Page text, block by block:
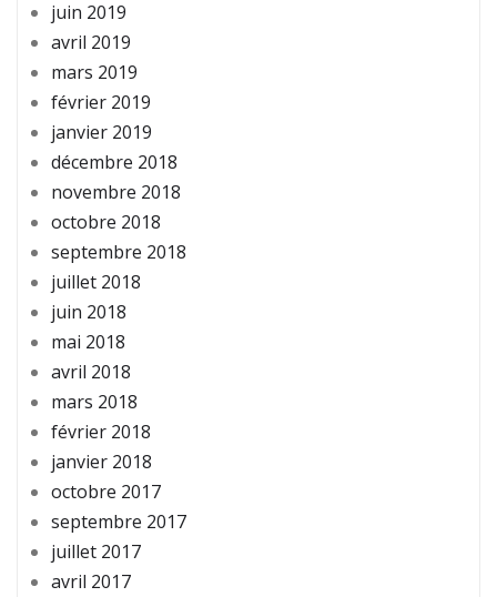
juin 2019
avril 2019
mars 2019
février 2019
janvier 2019
décembre 2018
novembre 2018
octobre 2018
septembre 2018
juillet 2018
juin 2018
mai 2018
avril 2018
mars 2018
février 2018
janvier 2018
octobre 2017
septembre 2017
juillet 2017
avril 2017